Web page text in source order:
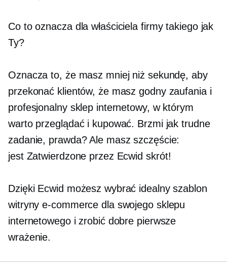
Co to oznacza dla właściciela firmy takiego jak
Ty?
Oznacza to, że masz mniej niż sekundę, aby
przekonać klientów, że masz godny zaufania i
profesjonalny sklep internetowy, w którym
warto przeglądać i kupować. Brzmi jak trudne
zadanie, prawda? Ale masz szczęście:
jest Zatwierdzone przez Ecwid skrót!
Dzięki Ecwid możesz wybrać idealny szablon
witryny e-commerce dla swojego sklepu
internetowego i zrobić dobre pierwsze
wrażenie.